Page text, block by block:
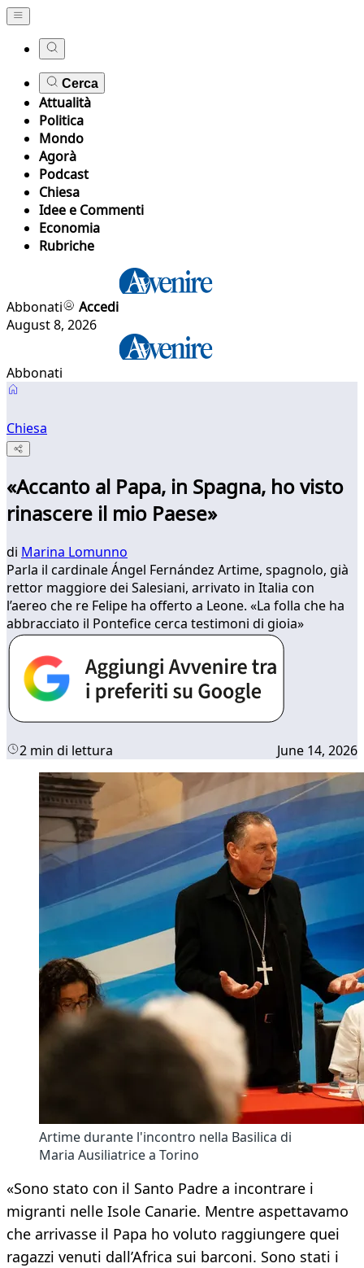
Cerca
Attualità
Politica
Mondo
Agorà
Podcast
Chiesa
Idee e Commenti
Economia
Rubriche
Abbonati
Accedi
August 8, 2026
Abbonati
Chiesa
«Accanto al Papa, in Spagna, ho visto
rinascere il mio Paese»
di Marina Lomunno
Parla il cardinale Ángel Fernández Artime, spagnolo, già
rettor maggiore dei Salesiani, arrivato in Italia con
l’aereo che re Felipe ha offerto a Leone. «La folla che ha
abbracciato il Pontefice cerca testimoni di gioia»
2 min di lettura June 14, 2026
Artime durante l'incontro nella Basilica di
Maria Ausiliatrice a Torino
«Sono stato con il Santo Padre a incontrare i
migranti nelle Isole Canarie. Mentre aspettavamo
che arrivasse il Papa ho voluto raggiungere quei
ragazzi venuti dall’Africa sui barconi. Sono stati i